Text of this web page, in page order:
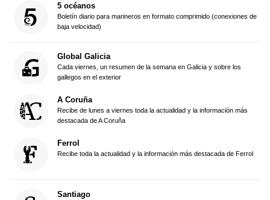
5 océanos
Boletín diario para marineros en formato comprimido (conexiones de
baja velocidad)
Global Galicia
Cada viernes, un resumen de la semana en Galicia y sobre los
gallegos en el exterior
A Coruña
Recibe de lunes a viernes toda la actualidad y la información más
destacada de A Coruña
Ferrol
Recibe toda la actualidad y la información más destacada de Ferrol
Santiago